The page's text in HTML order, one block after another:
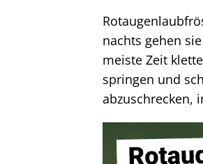
nachts gehen
meiste Zeit
springen und
abzuschrecken,